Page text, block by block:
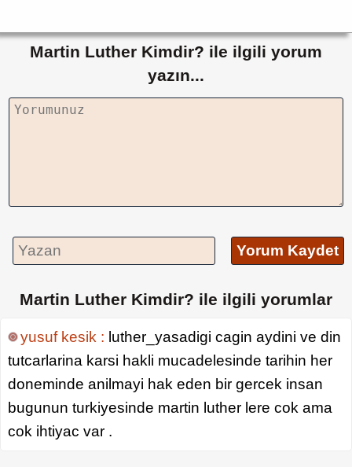
Martin Luther Kimdir? ile ilgili yorum
yazın...
Yorum Kaydet
Martin Luther Kimdir? ile ilgili yorumlar
yusuf kesik : luther_yasadigi cagin aydini ve din
tutcarlarina karsi hakli mucadelesinde tarihin her
doneminde anilmayi hak eden bir gercek insan
bugunun turkiyesinde martin luther lere cok ama
cok ihtiyac var .